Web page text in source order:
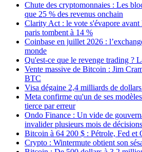
Chute des cryptomonnaies : Les
que 25 % des revenus onchain
Clarity Act : le vote s'évapore avant
paris tombent à 14 %
Coinbase en juillet 2026 :
monde
Qu'est-ce que le revenge trading ?
Vente massive de Bitcoin : Jim
BTC
Visa dégaine 2,4 milliards de
Meta confirme qu'un de ses
tierce par erreur
Ondo Finance : Un vide de
invalider plusieurs mois de décisions
Bitcoin à 64 200 $ : Pétrole, Fed et
Crypto : Wintermute obtient son